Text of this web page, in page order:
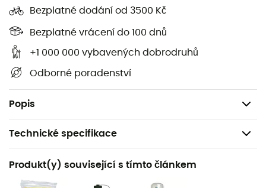
Bezplatné dodání od 3500 Kč
Bezplatné vrácení do 100 dnů
+1 000 000 vybavených dobrodruhů
Odborné poradenství
Popis
Roztažitelná kapsa na ramenních popruzích,
Přístup do hlavního prostoru pomocí zipu,
Přístup shora na zip,
Hmotnost: 0,39 kg.
Technické specifikace
Doporučené pro
Pěší turistika / Trekking / Cestování / Horolezectví /
Produkt(y) související s tímto článkem